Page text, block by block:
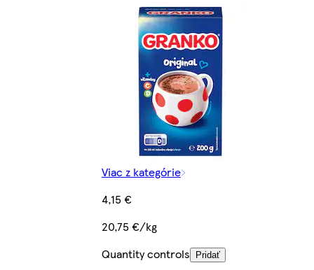
Viac z kategórie
4,15 €
20,75 €/kg
Quantity controls
Pridať